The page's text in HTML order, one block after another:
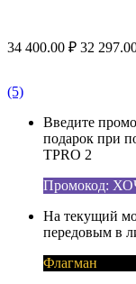
34 400.00 ₽ 32
(5)
Введите
подарок при
TPRO 2
Промокод:
На текущий
передовым в
Флагман